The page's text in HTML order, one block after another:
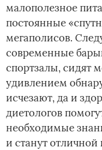
малополезное
постоянные
мегаполисов.
современные
спортзалы, сидят
удивлением
исчезают, да и
диетологов
необходимые
и станут